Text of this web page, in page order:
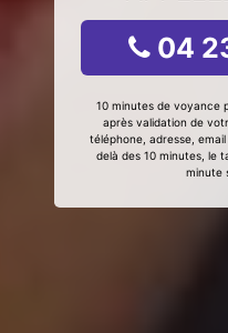
04
10 minutes de voyance
après validation de
téléphone, adresse,
delà des 10 minutes, le
minute